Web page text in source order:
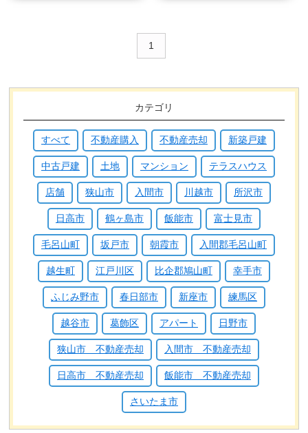
1
カテゴリ
すべて 不動産購入 不動産売却 新築戸建
中古戸建 土地 マンション テラスハウス
店舗 狭山市 入間市 川越市 所沢市
日高市 鶴ヶ島市 飯能市 富士見市
毛呂山町 坂戸市 朝霞市 入間郡毛呂山町
越生町 江戸川区 比企郡鳩山町 幸手市
ふじみ野市 春日部市 新座市 練馬区
越谷市 葛飾区 アパート 日野市
狭山市 不動産売却 入間市 不動産売却
日高市 不動産売却 飯能市 不動産売却
さいたま市